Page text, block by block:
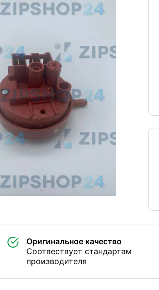
Оригинальное качество
Соотвествует стандартам
производителя